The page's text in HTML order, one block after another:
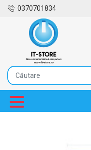
0370701834